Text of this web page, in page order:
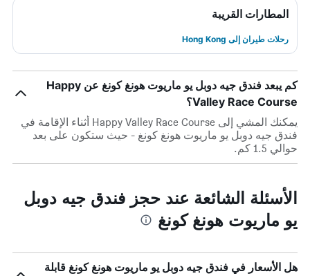
المطارات القريبة
رحلات طيران إلى Hong Kong
كم يبعد فندق جيه دوبل يو ماريوت هونغ كونغ عن Happy
Valley Race Course؟
يمكنك المشي إلى Happy Valley Race Course أثناء الإقامة في
فندق جيه دوبل يو ماريوت هونغ كونغ - حيث ستكون على بعد
حوالي 1.5 كم.
الأسئلة الشائعة عند حجز فندق جيه دوبل
يو ماريوت هونغ كونغ
هل الأسعار في فندق جيه دوبل يو ماريوت هونغ كونغ قابلة